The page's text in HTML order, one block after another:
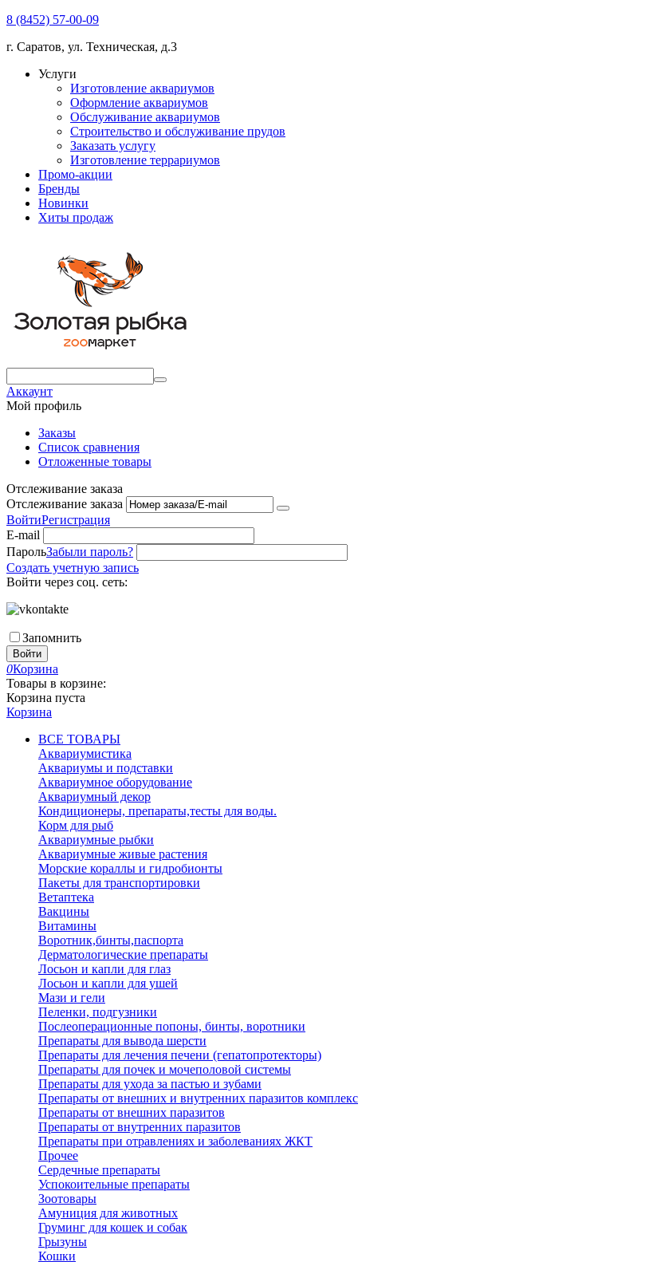
8 (8452) 57-00-09
г. Саратов, ул. Техническая, д.3
Услуги
Изготовление аквариумов
Оформление аквариумов
Обслуживание аквариумов
Строительство и обслуживание прудов
Заказать услугу
Изготовление террариумов
Промо-акции
Бренды
Новинки
Хиты продаж
Аккаунт
Мой профиль
Заказы
Список сравнения
Отложенные товары
Отслеживание заказа
Отслеживание заказа
ВойтиРегистрация
E-mail
ПарольЗабыли пароль?
Создать учетную запись
Войти через соц. сеть:
Запомнить
Войти
0Корзина
Товары в корзине:
Корзина пуста
Корзина
ВСЕ ТОВАРЫ
Аквариумистика
Аквариумы и подставки
Аквариумное оборудование
Аквариумный декор
Кондиционеры, препараты,тесты для воды.
Корм для рыб
Аквариумные рыбки
Аквариумные живые растения
Морские кораллы и гидробионты
Пакеты для транспортировки
Ветаптека
Вакцины
Витамины
Воротник,бинты,паспорта
Дерматологические препараты
Лосьон и капли для глаз
Лосьон и капли для ушей
Мази и гели
Пеленки, подгузники
Послеоперационные попоны, бинты, воротники
Препараты для вывода шерсти
Препараты для лечения печени (гепатопротекторы)
Препараты для почек и мочеполовой системы
Препараты для ухода за пастью и зубами
Препараты от внешних и внутренних паразитов комплекс
Препараты от внешних паразитов
Препараты от внутренних паразитов
Препараты при отравлениях и заболеваниях ЖКТ
Прочее
Сердечные препараты
Успокоительные препараты
Зоотовары
Амуниция для животных
Груминг для кошек и собак
Грызуны
Кошки